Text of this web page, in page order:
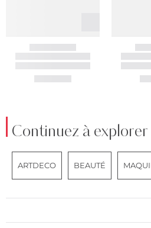
Continuez à explorer
ARTDECO BEAUTÉ